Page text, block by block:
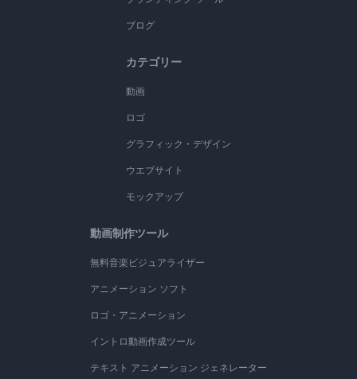
ブログ
カテゴリー
動画
ロゴ
グラフィック・デザイン
ウエブサイト
モックアップ
動画制作ツール
無料音楽ビジュアライザー
アニメーション ソフト
ロゴ・アニメーション
イントロ動画作成ツール
テキスト アニメーション ジェネレーター